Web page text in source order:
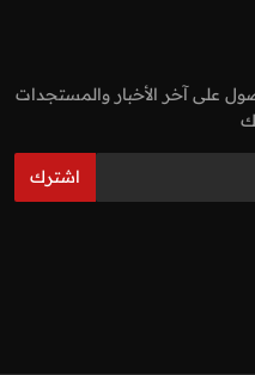
على آخر الأخبار والمستجدات
اشترك